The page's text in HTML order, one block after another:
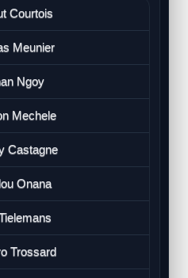
Courtois
Meunier
Ngoy
Mechele
Castagne
Onana
Trossard